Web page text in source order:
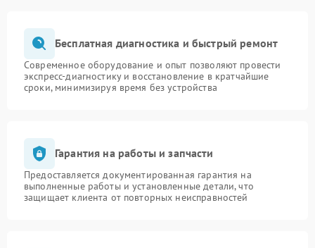
Бесплатная диагностика и быстрый ремонт
Современное оборудование и опыт позволяют провести
экспресс-диагностику и восстановление в кратчайшие
сроки, минимизируя время без устройства
Гарантия на работы и запчасти
Предоставляется документированная гарантия на
выполненные работы и установленные детали, что
защищает клиента от повторных неисправностей